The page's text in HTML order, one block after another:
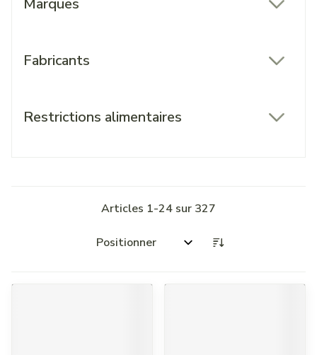
Marques
Fabricants
Restrictions alimentaires
Articles 1-24 sur 327
Trier par: